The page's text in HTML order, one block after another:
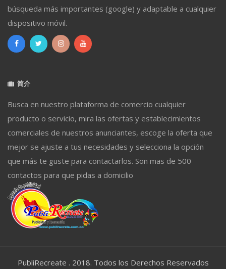
búsqueda más importantes (google) y adaptable a cualquier
dispositivo móvil.
简介
Busca en nuestro plataforma de comercio cualquier
producto o servicio, mira las ofertas y establecimientos
comerciales de nuestros anunciantes, escoge la oferta que
mejor se ajuste a tus necesidades y selecciona la opción
que más te guste para contactarlos. Son mas de 500
contactos para que pidas a domicilio
PubliRecreate . 2018. Todos los Derechos Reservados